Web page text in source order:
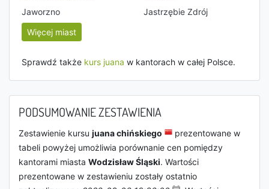
Jaworzno
Jastrzębie Zdrój
Więcej miast
Sprawdź także kurs juana w kantorach w całej Polsce.
PODSUMOWANIE ZESTAWIENIA
Zestawienie kursu juana chińskiego
prezentowane w
tabeli powyżej umożliwia porównanie cen pomiędzy
kantorami miasta Wodzisław Śląski. Wartości
prezentowane w zestawieniu zostały ostatnio